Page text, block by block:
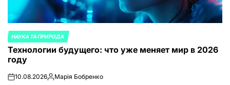
ОПУБЛИКОВАНО
В
НАУКА ТА ПРИРОДА
Технологии будущего: что уже меняет мир в 2026
году
on10.08.2026Запись
Марія Бобренко